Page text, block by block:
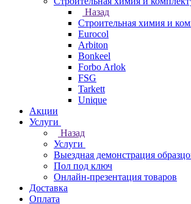
Назад
Строительная химия и
Eurocol
Arbiton
Bonkeel
Forbo Arlok
FSG
Tarkett
Unique
Акции
Услуги
Назад
Услуги
Выездная демонстрация
Пол под ключ
Онлайн-презентация товаров
Доставка
Оплата